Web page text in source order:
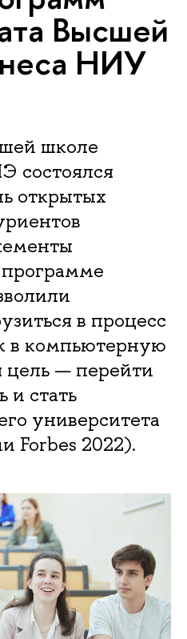
Высшей
НИУ
школе
состоялся
открытых
в процесс
в компьютерную
цель — перейти
и стать
университета
Forbes 2022).